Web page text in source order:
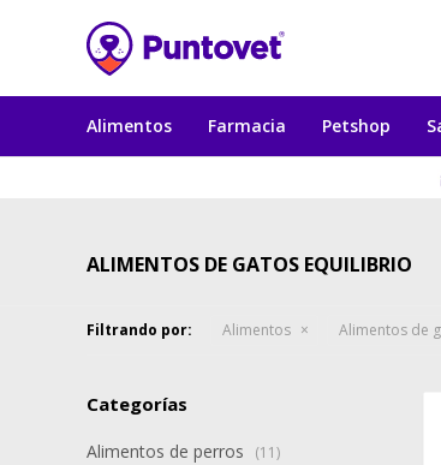
Alimentos Farmacia Petshop
ALIMENTOS DE GATOS EQUILIBRIO
Filtrando por: Alimentos Alimentos de
Categorías
Alimentos de perros (11)